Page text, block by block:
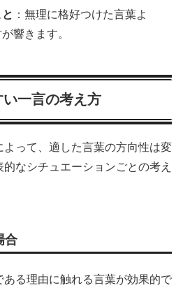
：無理に格好つけた言葉よ
響きます。
一言の考え方
って、適した言葉の方向性は変
なシチュエーションごとの考え
合
る理由に触れる言葉が効果的で